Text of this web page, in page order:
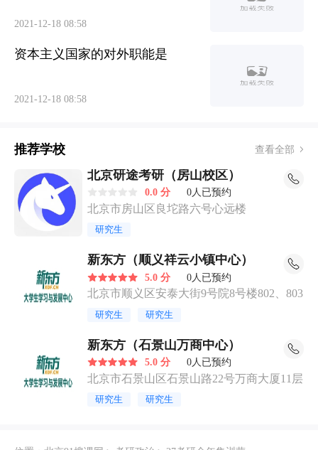
2021-12-18 08:58
资本主义国家的对外职能是
2021-12-18 08:58
推荐学校 查看全部
北京研途考研（房山校区）
0.0 分 0人已预约
北京市房山区良坨路六号心远楼
研究生
新东方（顺义祥云小镇中心）
5.0 分 0人已预约
北京市顺义区安泰大街9号院8号楼802、803
研究生 研究生
新东方（石景山万商中心）
5.0 分 0人已预约
北京市石景山区石景山路22号万商大厦11层
研究生 研究生